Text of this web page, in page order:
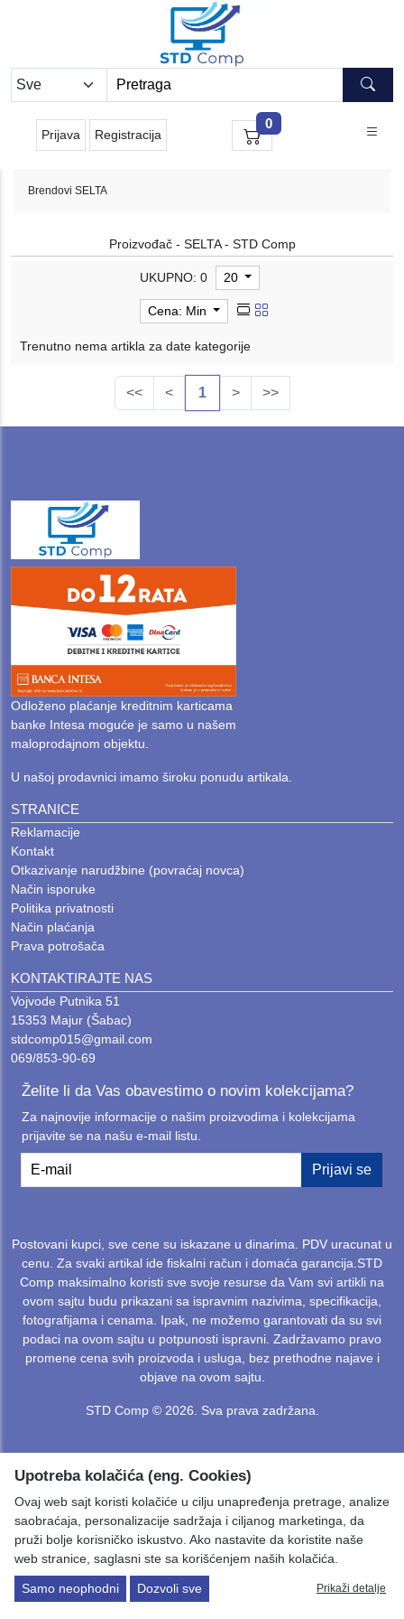
Prijava Registracija
0
Brendovi SELTA
Proizvođač - SELTA - STD Comp
UKUPNO: 0 20
Cena: Min
Trenutno nema artikla za date kategorije
<< < 1 > >>
Odloženo plaćanje kreditnim karticama
banke Intesa moguće je samo u našem
maloprodajnom objektu.
U našoj prodavnici imamo široku ponudu artikala.
STRANICE
Reklamacije
Kontakt
Otkazivanje narudžbine (povraćaj novca)
Način isporuke
Politika privatnosti
Način plaćanja
Prava potrošača
KONTAKTIRAJTE NAS
Vojvode Putnika 51
15353 Majur (Šabac)
stdcomp015@gmail.com
069/853-90-69
Želite li da Vas obavestimo o novim kolekcijama?
Za najnovije informacije o našim proizvodima i kolekcijama
prijavite se na našu e-mail listu.
E-mail
Prijavi se
Postovani kupci, sve cene su iskazane u dinarima. PDV uracunat u
cenu. Za svaki artikal ide fiskalni račun i domaća garancija.STD
Comp maksimalno koristi sve svoje resurse da Vam svi artikli na
ovom sajtu budu prikazani sa ispravnim nazivima, specifikacija,
fotografijama i cenama. Ipak, ne možemo garantovati da su svi
podaci na ovom sajtu u potpunosti ispravni. Zadržavamo pravo
promene cena svih proizvoda i usluga, bez prethodne najave i
objave na ovom sajtu.
STD Comp © 2026. Sva prava zadržana.
Upotreba kolačića (eng. Cookies)
Ovaj web sajt koristi kolačiće u cilju unapređenja pretrage, analize
saobraćaja, personalizacije sadržaja i ciljanog marketinga, da
pruži bolje korisničko iskustvo. Ako nastavite da koristite naše
web stranice, saglasni ste sa korišćenjem naših kolačića.
Samo neophodni Dozvoli sve Prikaži detalje